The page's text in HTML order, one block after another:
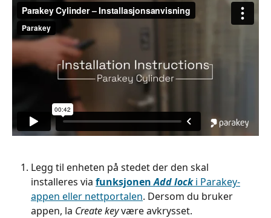
Legg til enheten på stedet der den skal
installeres via funksjonen Add lock i Parakey-
appen eller nettportalen. Dersom du bruker
appen, la Create key være avkrysset.